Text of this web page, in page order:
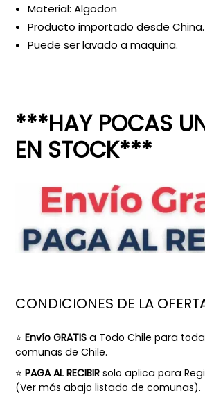
Material: Algodon
Producto importado desde China.
Puede ser lavado a maquina.
***HAY POCAS
EN STOCK***
CONDICIONES DE LA
⭐ Envío GRATIS a Todo Chile para
comunas de Chile.
⭐ PAGA AL RECIBIR solo aplica para
(Ver más abajo listado de comunas).